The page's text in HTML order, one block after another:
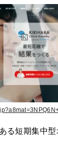
る短期集中